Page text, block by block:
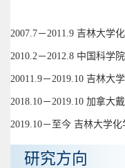
2007.7－2011.9 吉林大学
2010.2－2012.8 中国科学
20011.9－2019.10 吉林大
2018.10－2019.10 加拿大
2019.10－至今 吉林大学
研究方向